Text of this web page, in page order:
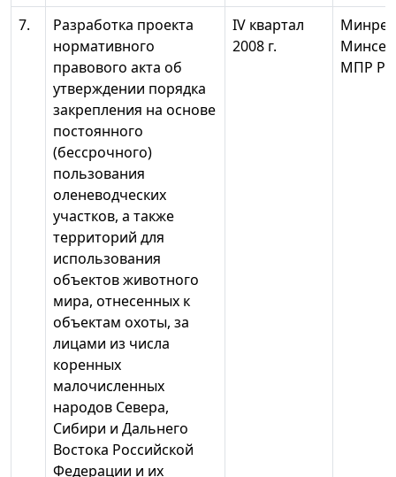
7.
Разработка проекта
нормативного
правового акта об
утверждении порядка
закрепления на основе
постоянного
(бессрочного)
пользования
оленеводческих
участков, а также
территорий для
использования
объектов животного
мира, отнесенных к
объектам охоты, за
лицами из числа
коренных
малочисленных
народов Севера,
Сибири и Дальнего
Востока Российской
Федерации и их
IV квартал
2008 г.
МПР